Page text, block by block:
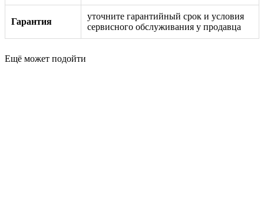
Гарантия
уточните гарантийный срок и условия
сервисного обслуживания у продавца
Ещё может подойти